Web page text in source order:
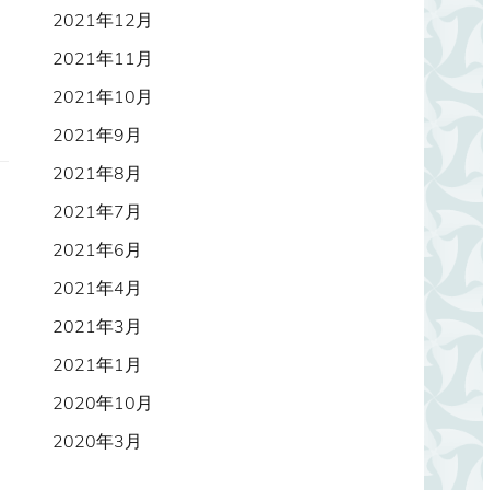
2021年12月
2021年11月
2021年10月
2021年9月
2021年8月
2021年7月
2021年6月
2021年4月
2021年3月
2021年1月
2020年10月
2020年3月